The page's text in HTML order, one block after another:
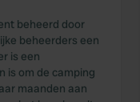
beheerd door
beheerders een
is een
is om de camping
maanden aan